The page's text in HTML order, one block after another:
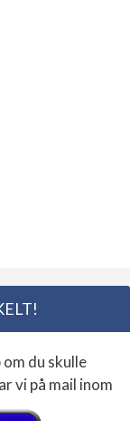
du skulle
vi på mail inom